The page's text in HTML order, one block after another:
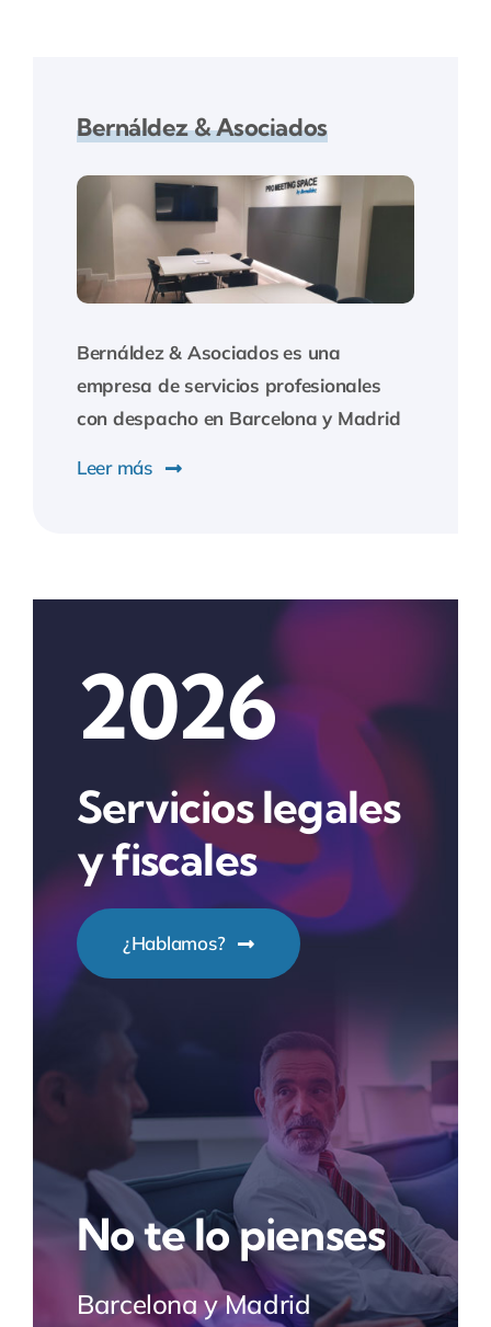
Bernáldez & Asociados
Bernáldez & Asociados es una
empresa de servicios profesionales
con despacho en Barcelona y Madrid
Leer más
2026
Servicios legales
y fiscales
¿Hablamos?
No te lo pienses
Barcelona y Madrid